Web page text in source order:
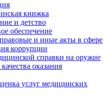
книжка
и детство
обеспечение
и иные акты в сфере
коррупции
справки на оружие
оказания
услуг медицинскиx